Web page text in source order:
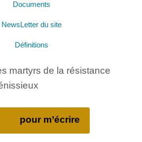
Documents
NewsLetter du site
Définitions
martyrs de la résistance
pour m’écrire